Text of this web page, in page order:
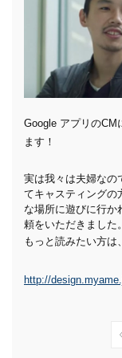
Google アプリのCM
ます！
実は我々は夫婦なの
てキャスティングの
な場所に遊びに行か
頼をいただきました。
もっと読みたい方
http://